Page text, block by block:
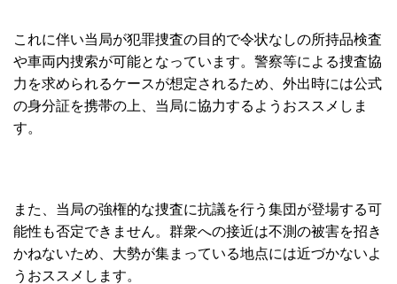
これに伴い当局が犯罪捜査の目的で令状なしの所持品検査
や車両内捜索が可能となっています。警察等による捜査協
力を求められるケースが想定されるため、外出時には公式
の身分証を携帯の上、当局に協力するようおススメしま
す。
また、当局の強権的な捜査に抗議を行う集団が登場する可
能性も否定できません。群衆への接近は不測の被害を招き
かねないため、大勢が集まっている地点には近づかないよ
うおススメします。